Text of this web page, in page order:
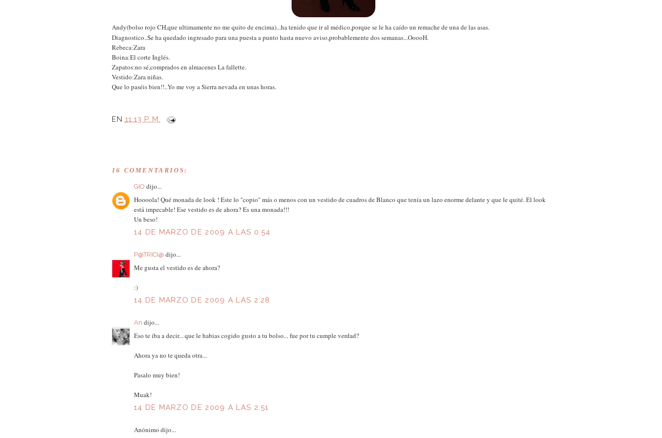
Andy(bolso rojo CH,que ultimamente no me quito de encima)...ha tenido que ir al médico,porque se le ha caído un remache de una de las asas.
Diagnostico..Se ha quedado ingresado para una puesta a punto hasta nuevo aviso,probablemente dos semanas...OoooH.
Rebeca:Zara
Boina:El corte Inglés.
Zapatos:no sé,comprados en almacenes La fallette.
Vestido:Zara niñas.
Que lo paséis bien!!..Yo me voy a Sierra nevada en unas horas.
EN 11:13 P. M.
16 COMENTARIOS:
GIO dijo...
Hoooola! Qué monada de look ! Este lo "copio" más o menos con un vestido de cuadros de Blanco que tenía un lazo enorme delante y que le quité. El look
está impecable! Ese vestido es de ahora? Es una monada!!!
Un beso!
14 DE MARZO DE 2009 A LAS 0:54
P@TRICI@ dijo...
Me gusta el vestido es de ahora?
:)
14 DE MARZO DE 2009 A LAS 2:28
An dijo...
Eso te iba a decir... que le habias cogido gusto a tu bolso... fue por tu cumple verdad?
Ahora ya no te queda otra...
Pasalo muy bien!
Muak!
14 DE MARZO DE 2009 A LAS 2:51
Anónimo dijo...